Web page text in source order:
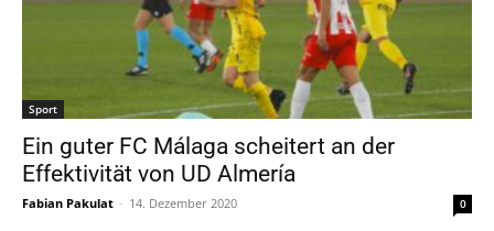
Sport
Ein guter FC Málaga scheitert an der
Effektivität von UD Almería
Fabian Pakulat - 14. Dezember 2020 0